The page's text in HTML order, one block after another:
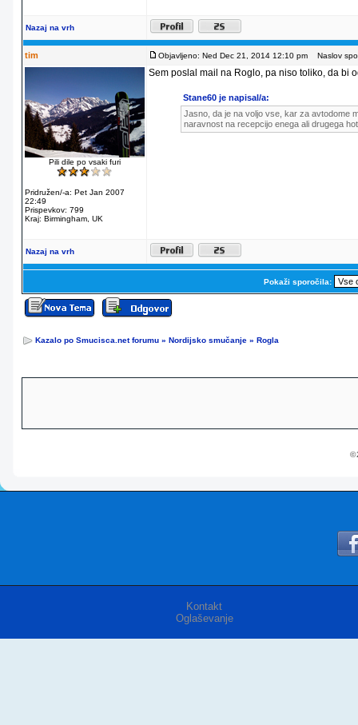
Nazaj na vrh
tim Objavljeno: Ned Dec 21, 2014 12:10 pm Naslov
Pili dile po vsaki furi
Pridružen/-a: Pet Jan 2007
22:49
Prispevkov: 799
Kraj: Birmingham, UK
Sem poslal mail na Roglo, pa niso toliko, da bi
Stane60 je napisal/a:
Jasno, da je na voljo vse, kar za avtodome
naravnost na recepcijo enega ali drugega
Nazaj na vrh
Pokaži sporočila:
Kazalo po Smucisca.net forumu » Nordijsko smučanje » Rogla
©
Kontakt
Oglaševanje